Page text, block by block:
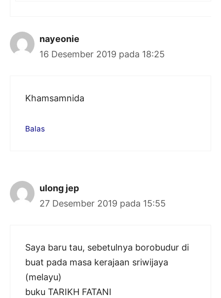
nayeonie
16 Desember 2019 pada 18:25
Khamsamnida
Balas
ulong jep
27 Desember 2019 pada 15:55
Saya baru tau, sebetulnya borobudur di
buat pada masa kerajaan sriwijaya
(melayu)
buku TARIKH FATANI